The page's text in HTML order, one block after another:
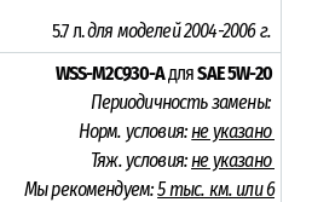
5.7 л.для моделей 2004-2006 г.
WSS-M2C930-AдляSAE 5W-20
Периодичность замены:
Норм. условия: не указано
Тяж. условия: не указано
Мы рекомендуем:5 тыс. км. или 6